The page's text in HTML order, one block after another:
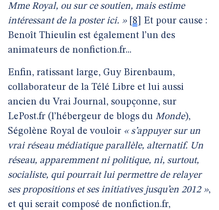
Mme Royal, ou sur ce soutien, mais estime
intéressant de la poster ici. »[ 8
Et pour cause :
Benoît Thieulin est également l’un des
animateurs de nonfiction.fr...
Enfin, ratissant large, Guy Birenbaum,
collaborateur de la Télé Libre et lui aussi
ancien du Vrai Journal, soupçonne, sur
LePost.fr (l’hébergeur de blogs du Monde),
Ségolène Royal de vouloir « s’appuyer sur un
vrai réseau médiatique parallèle, alternatif. Un
réseau, apparemment ni politique, ni, surtout,
socialiste, qui pourrait lui permettre de relayer
ses propositions et ses initiatives jusqu’en 2012 »,
et qui serait composé de nonfiction.fr,